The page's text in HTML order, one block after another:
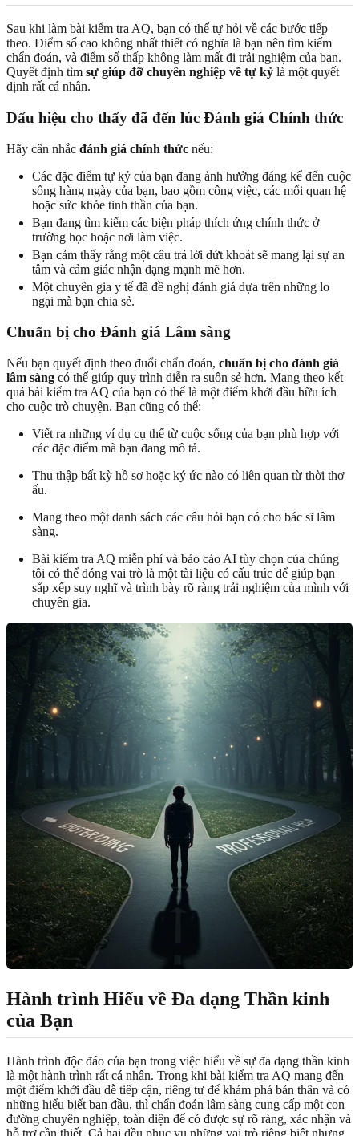
Sau khi làm bài kiểm tra AQ, bạn có thể tự hỏi về các bước tiếp
theo. Điểm số cao không nhất thiết có nghĩa là bạn nên tìm kiếm
chẩn đoán, và điểm số thấp không làm mất đi trải nghiệm của bạn.
Quyết định tìm sự giúp đỡ chuyên nghiệp về tự kỷ là một quyết
định rất cá nhân.
Dấu hiệu cho thấy đã đến lúc Đánh giá Chính thức
Hãy cân nhắc đánh giá chính thức nếu:
Các đặc điểm tự kỷ của bạn đang ảnh hưởng đáng kể đến cuộc
sống hàng ngày của bạn, bao gồm công việc, các mối quan hệ
hoặc sức khỏe tinh thần của bạn.
Bạn đang tìm kiếm các biện pháp thích ứng chính thức ở
trường học hoặc nơi làm việc.
Bạn cảm thấy rằng một câu trả lời dứt khoát sẽ mang lại sự an
tâm và cảm giác nhận dạng mạnh mẽ hơn.
Một chuyên gia y tế đã đề nghị đánh giá dựa trên những lo
ngại mà bạn chia sẻ.
Chuẩn bị cho Đánh giá Lâm sàng
Nếu bạn quyết định theo đuổi chẩn đoán, chuẩn bị cho đánh giá
lâm sàng có thể giúp quy trình diễn ra suôn sẻ hơn. Mang theo kết
quả bài kiểm tra AQ của bạn có thể là một điểm khởi đầu hữu ích
cho cuộc trò chuyện. Bạn cũng có thể:
Viết ra những ví dụ cụ thể từ cuộc sống của bạn phù hợp với
các đặc điểm mà bạn đang mô tả.
Thu thập bất kỳ hồ sơ hoặc ký ức nào có liên quan từ thời thơ
ấu.
Mang theo một danh sách các câu hỏi bạn có cho bác sĩ lâm
sàng.
Bài kiểm tra AQ miễn phívà báo cáo AI tùy chọn của chúng
tôi có thể đóng vai trò là một tài liệu có cấu trúc để giúp bạn
sắp xếp suy nghĩ và trình bày rõ ràng trải nghiệm của mình với
chuyên gia.
Hành trình Hiểu về Đa dạng Thần kinh
của Bạn
Hành trình độc đáo của bạn trong việc hiểu về sự đa dạng thần kinh
là một hành trình rất cá nhân. Trong khi bài kiểm tra AQ mang đến
một điểm khởi đầu dễ tiếp cận, riêng tư để khám phá bản thân và có
những hiểu biết ban đầu, thì chẩn đoán lâm sàng cung cấp một con
đường chuyên nghiệp, toàn diện để có được sự rõ ràng, xác nhận và